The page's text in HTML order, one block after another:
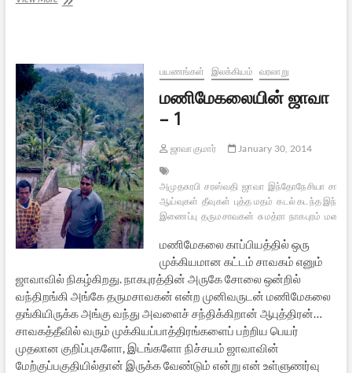
பயணங்கள் இலக்கியம் வரலாறு
மணிமேகலையின் ஜாவா
– 1
ஜாவா குமார் January 30, 2014
அமுதசுரபி சரஸ்வதி ஜாவா இந்தோநேசியா
ஆய்வுகள் தீவுகள் புத்த மதம் கடல் கடந்த
இணைப்பு தருமசாவகன் சுமத்ரா நாகபுரம்
மணிமேகலை காப்பியத்தில் ஒரு
முக்கியமான கட்டம் சாவகம் எனும்
ஜாவாவில் நிகழ்கிறது. நாகபுரத்தின் அருகே சோலை ஒன்றில்
வந்திறங்கி அங்கே தருமசாவகன் என்ற முனிவருடன் மணிமேகலை
தங்கியிருக்க அங்கு வந்து அவளைச் சந்திக்கிறான் ஆபுத்திரன்…
சாவகத்தீவில் வரும் முக்கியப்பாத்திரங்களைப் பற்றிய பெயர்
முதலான குறிப்புகளோ, இடங்களோ நிச்சயம் ஜாவாவின்
மேற்குப்பகுதியில்தான் இருக்க வேண்டும் என்று என் உள்ளுணர்வு